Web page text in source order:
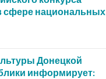
сфере национальных
Донецкой
информирует: